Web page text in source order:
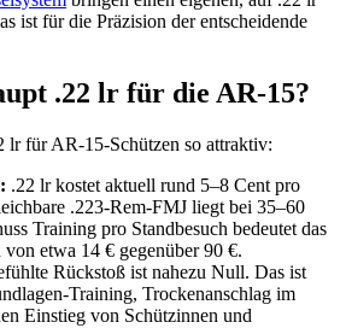
ist für die Präzision der entscheidende
.22 lr für die AR-15?
lr für AR-15-Schützen so attraktiv:
.22 lr kostet aktuell rund 5–8 Cent pro
.223-Rem-FMJ liegt bei 35–60
Training pro Standbesuch bedeutet das
etwa 14 € gegenüber 90 €.
Rückstoß ist nahezu Null. Das ist
Training, Trockenanschlag im
Einstieg von Schützinnen und